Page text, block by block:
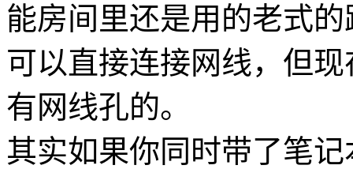
能房间里还是用的老式
可以直接连接网线，但
有网线孔的。
其实如果你同时带了笔